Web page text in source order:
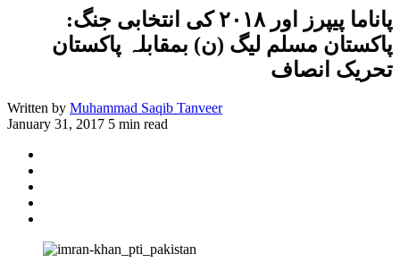
پاناما پیپرز اور ۲۰۱۸ کی انتخابی جنگ:
پاکستان مسلم لیگ (ن) بمقابلہ پاکستان
تحریک انصاف
Written by Muhammad Saqib Tanveer
January 31, 2017 5 min read